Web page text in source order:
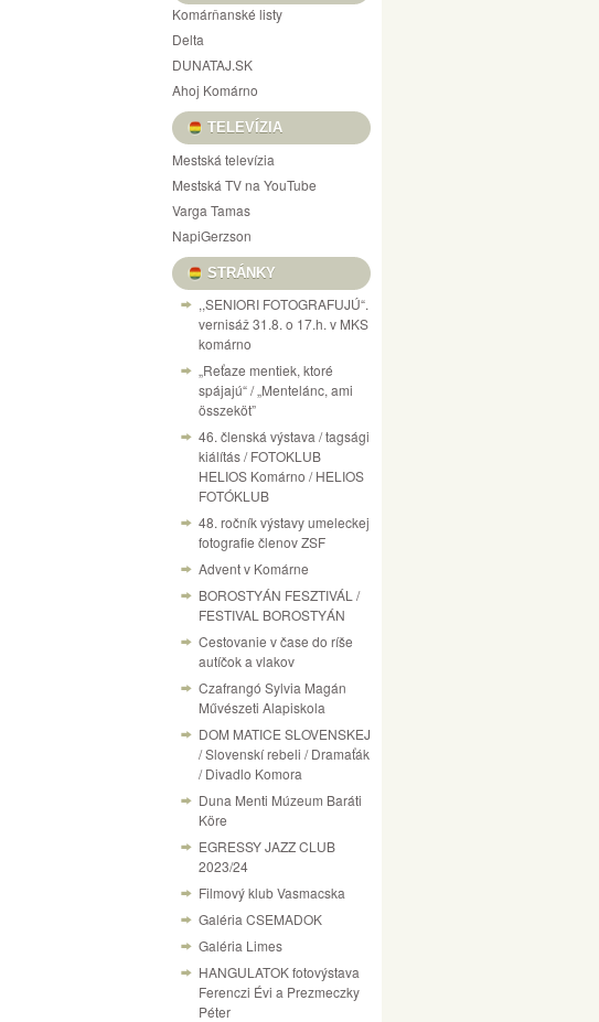
Komárňanské listy
Delta
DUNATAJ.SK
Ahoj Komárno
TELEVÍZIA
Mestská televízia
Mestská TV na YouTube
Varga Tamas
NapiGerzson
STRÁNKY
,,SENIORI FOTOGRAFUJÚ“.
vernisáž 31.8. o 17.h. v MKS
komárno
„Reťaze mentiek, ktoré
spájajú“ / „Mentelánc, ami
összeköt”
46. členská výstava / tagsági
kiálítás / FOTOKLUB
HELIOS Komárno / HELIOS
FOTÓKLUB
48. ročník výstavy umeleckej
fotografie členov ZSF
Advent v Komárne
BOROSTYÁN FESZTIVÁL /
FESTIVAL BOROSTYÁN
Cestovanie v čase do ríše
autíčok a vlakov
Czafrangó Sylvia Magán
Művészeti Alapiskola
DOM MATICE SLOVENSKEJ
/ Slovenskí rebeli / Dramaťák
/ Divadlo Komora
Duna Menti Múzeum Baráti
Köre
EGRESSY JAZZ CLUB
2023/24
Filmový klub Vasmacska
Galéria CSEMADOK
Galéria Limes
HANGULATOK fotovýstava
Ferenczi Évi a Prezmeczky
Péter